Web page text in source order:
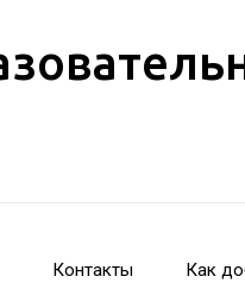
Контакты Как